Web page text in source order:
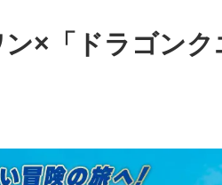
ン×「ドラゴン